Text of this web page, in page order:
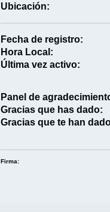
Ubicación:
Fecha de registro:
Hora Local:
Última vez activo:
Panel de
Gracias que has dado:
Gracias que te han
Firma: